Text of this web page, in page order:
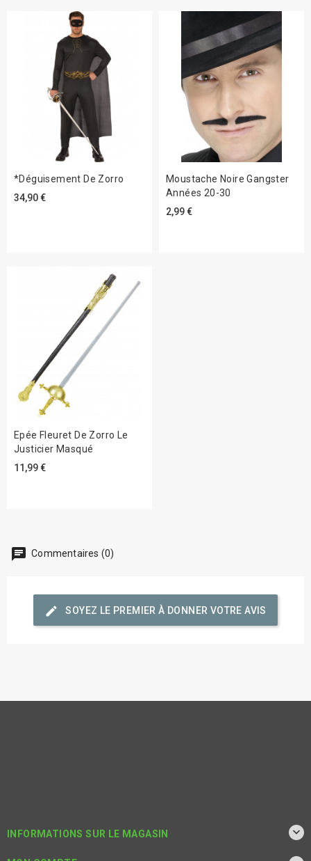
*Déguisement De Zorro
34,90 €
Moustache Noire Gangster
Années 20-30
2,99 €
Epée Fleuret De Zorro Le
Justicier Masqué
11,99 €
chat Commentaires (0)
edit SOYEZ LE PREMIER À DONNER VOTRE AVIS
INFORMATIONS SUR LE MAGASIN 